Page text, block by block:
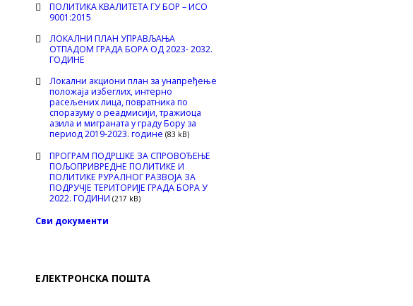
ПОЛИТИКА КВАЛИТЕТА ГУ БОР – ИСО
9001:2015
ЛОКАЛНИ ПЛАН УПРАВЉАЊА
ОТПАДОМ ГРАДА БОРА ОД 2023- 2032.
ГОДИНЕ
Локални акциони план за унапређење
положаја избеглих, интерно
расељених лица, повратника по
споразуму о реадмисији, тражиоца
азила и миграната у граду Бору за
период 2019-2023. године (83 kB)
ПРОГРАМ ПОДРШКЕ ЗА СПРОВОЂЕЊЕ
ПОЉОПРИВРЕДНЕ ПОЛИТИКЕ И
ПОЛИТИКЕ РУРАЛНОГ РАЗВОЈА ЗА
ПОДРУЧЈЕ ТЕРИТОРИЈЕ ГРАДА БОРА У
2022. ГОДИНИ (217 kB)
Сви документи
ЕЛЕКТРОНСКА ПОШТА